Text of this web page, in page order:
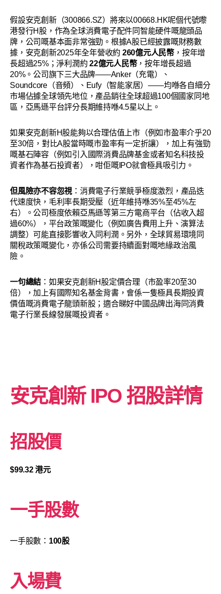
假設安克創新（300866.SZ）將來以00668.HK呢個代號嚟
港發行H股，作為全球消費電子配件同智能硬件嘅龍頭品
牌，公司嘅基本面非常強勁。根據A股已經披露嘅財務數
據，安克創新2025年全年營收約 260億元人民幣 ，按年增
長超過25%；淨利潤約22億元人民幣，按年增長超過
20%。公司旗下三大品牌——Anker（充電）、
Soundcore（音頻）、Eufy（智能家居）——均喺各自細分
市場佔據全球領先地位，產品銷往全球超過100個國家同地
區，亞馬遜平台評分長期維持喺4.5星以上。
如果安克創新H股能夠以合理估值上市（例如市盈率介乎20
至30倍，對比A股當時嘅市盈率有一定折讓），加上有強勁
嘅基石陣容（例如引入國際消費品牌基金或者知名科技投
資者作為基石投資者），咁佢嘅IPO就會極具吸引力。
但風險亦不容忽視 ：消費電子行業競爭極度激烈，產品迭
代速度快，毛利率長期受壓（近年維持喺35%至45%左
右）。公司極度依賴亞馬遜等第三方電商平台（佔收入超
過60%），平台政策嘅變化（例如廣告費用上升、演算法
調整）可能直接影響收入同利潤。另外，全球貿易環境同
關稅政策嘅變化，亦係公司需要持續面對嘅地緣政治風
險。
一句總結 ：如果安克創新H股定價合理（市盈率20至30
倍），加上有國際知名基金背書，會係一隻極具長期投資
價值嘅消費電子龍頭新股；適合睇好中國品牌出海同消費
電子行業長線發展嘅投資者。
安克創新IPO 招股詳情
招股價
$99.32 港元
一手股數
一手股數： 100股
入場費